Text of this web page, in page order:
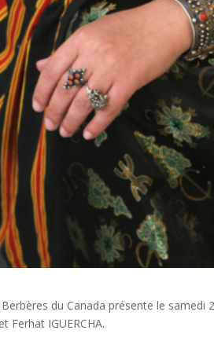
Berbères du Canada présente le
Ferhat IGUERCHA.